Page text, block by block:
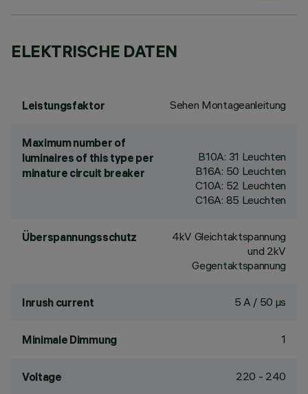
ELEKTRISCHE DATEN
Leistungsfaktor Sehen Montageanleitung
Maximum number of
luminaires of this type per
minature circuit breaker
B10A: 31 Leuchten
B16A: 50 Leuchten
C10A: 52 Leuchten
C16A: 85 Leuchten
Überspannungsschutz
4kV Gleichtaktspannung
und 2kV
Gegentaktspannung
Inrush current 5 A / 50 µs
Minimale Dimmung 1
Voltage 220 - 240